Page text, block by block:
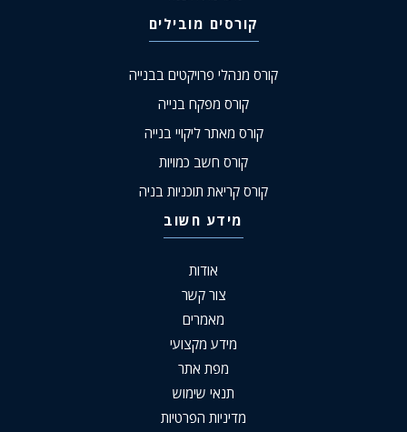
קורסים מובילים
קורס מנהלי פרויקטים בבנייה
קורס מפקח בנייה
קורס מאתר ליקויי בנייה
קורס חשב כמויות
קורס קריאת תוכניות בניה
מידע חשוב
אודות
צור קשר
מאמרים
מידע מקצועי
מפת אתר
תנאי שימוש
מדיניות הפרטיות